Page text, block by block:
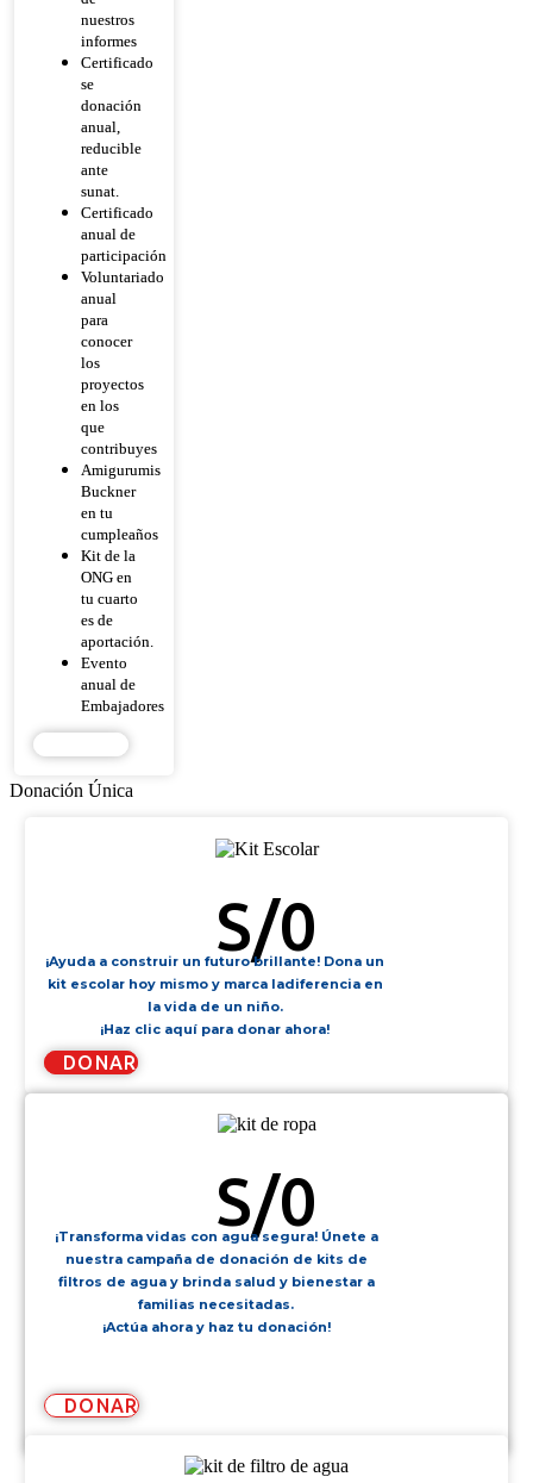
nuestros
informes
Certificado
se
donación
anual,
reducible
ante
sunat.
Certificado
anual de
participación
Voluntariado
anual
para
conocer
los
proyectos
en los
que
contribuyes
Amigurumis
Buckner
en tu
cumpleaños
Kit de la
ONG en
tu cuarto
es de
aportación.
Evento
anual de
Embajadores
DONAR
Donación Única
S/0
¡Ayuda a construir un futuro brillante! Dona un
kit escolar hoy mismo y marca ladiferencia en
la vida de un niño.
¡Haz clic aquí para donar ahora!
DONAR
S/0
¡Transforma vidas con agua segura! Únete a
nuestra campaña de donación de kits de
filtros de agua y brinda salud y bienestar a
familias necesitadas.
¡Actúa ahora y haz tu donación!
DONAR